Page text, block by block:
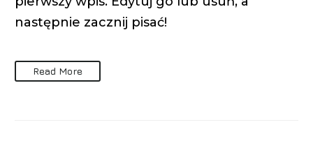
następnie zacznij pisać!
Read More